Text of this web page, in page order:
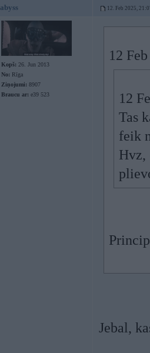
abyss 12. Feb 2025,
Kopš: 26. Jun 2013
No: Rīga
Ziņojumi: 8907
Braucu ar: e39 523
12
12
Tas
feik
Hvz,
Jebal,